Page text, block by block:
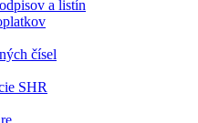
a listín
čísel
SHR